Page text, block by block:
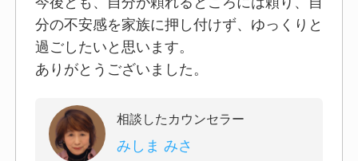
分の不安感を家族に押し付けず、ゆっくりと
過ごしたいと思います。
ありがとうございました。
相談したカウンセラー
みしま みさ